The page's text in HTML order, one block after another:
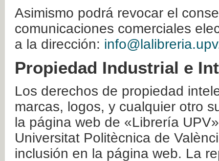
Asimismo podrá revocar el
comunicaciones comerciales
a la dirección:
Propiedad Industrial e
Los derechos de propiedad
marcas, logos, y cualquier otro
la página web de «Librería
Universitat Politècnica de
inclusión en la página web. La